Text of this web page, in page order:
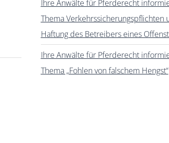
Ihre Anwälte für Pferderecht
Thema Verkehrssicherungspflichten
Haftung des Betreibers eines
Ihre Anwälte für Pferderecht
Thema „Fohlen von falschem Hengst“